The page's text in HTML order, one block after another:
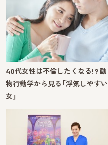
40代女性は不倫したくなる!? 動
物行動学から見る「浮気しやすい
女」